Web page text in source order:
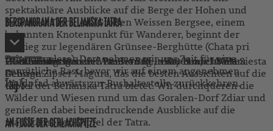
spektakuläre Ausblicke auf die Berge der Hohen und
Belianska Tatra. Am Großen Weissen Bergsee, einem
bekannten Knotenpunkt für Wanderer, beginnt der
Abstieg zur legendären Grünsee-Berghütte (Chata pri
Zelenom plese). Dort nehmen wir uns Zeit für eine
gemütliche Rast, bevor wir auf einem angenehmen
Waldpfad abwärts zur Bushaltestelle zurückkehren.
BERGPANORAMA DER BELIANSKA TATRA
Heute führt uns die Wanderung in das benachbarte
Gebirge Zipser Magura, das die besten Aussichten auf die
Gipfel der Belianska Tatra bietet. Wir durchqueren die
Wälder und Wiesen rund um das Goralen-Dorf Zdiar und
genießen dabei beeindruckende Ausblicke auf die
majestätischen Gipfel der Tatra.
Wanderung: Gehzeit: ca. 3-4 Std., +500 Hm, -300 Hm
Übernachtung in der Pension Reitmayer oder Villa Siesta
Pension.
Frühstück
Abendessen
Tag5
AM FUSSE DER GERLACHSPITZE